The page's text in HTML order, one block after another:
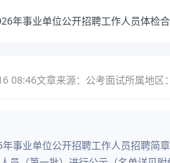
年事业单位公开招聘工作人员体检
08:46文章来源：公考面试所属地区
事业单位公开招聘工作人员招聘简